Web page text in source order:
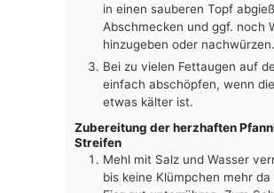
in einen sauberen Topf
Abschmecken und ggf. noch
hinzugeben oder nachwürzen.
Bei zu vielen Fettaugen auf
einfach abschöpfen, wenn
etwas kälter ist.
Zubereitung der herzhaften
Streifen
Mehl mit Salz und Wasser
bis keine Klümpchen mehr da